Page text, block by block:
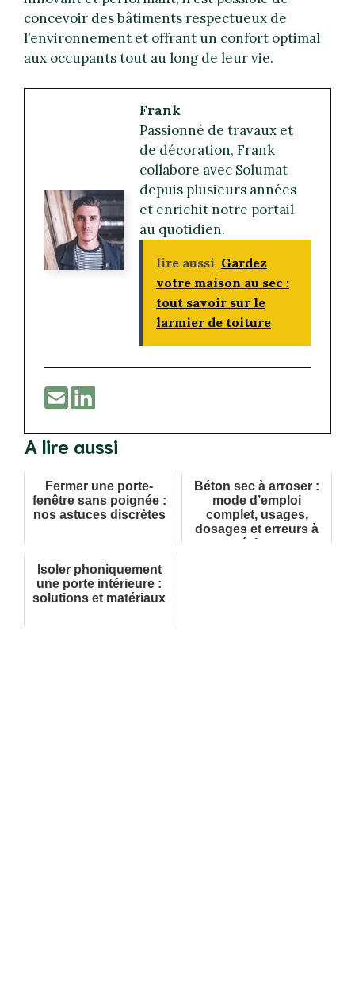
concevoir des bâtiments respectueux de
l’environnement et offrant un confort optimal
aux occupants tout au long de leur vie.
Frank
Passionné de travaux et
de décoration, Frank
collabore avec Solumat
depuis plusieurs années
et enrichit notre portail
au quotidien.
lire aussi Gardez
votre maison au sec :
tout savoir sur le
larmier de toiture
A lire aussi
Fermer une porte-
fenêtre sans poignée :
nos astuces discrètes
Béton sec à arroser :
mode d’emploi
complet, usages,
dosages et erreurs à
éviter
Isoler phoniquement
une porte intérieure :
solutions et matériaux